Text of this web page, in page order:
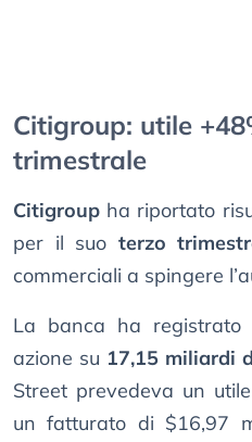
Citigroup: utile
trimestrale
Citigroup ha riportato
per il suo terzo
commerciali a spingere
La banca ha
azione su 17,15 miliardi
Street prevedeva un
un fatturato di $16,97